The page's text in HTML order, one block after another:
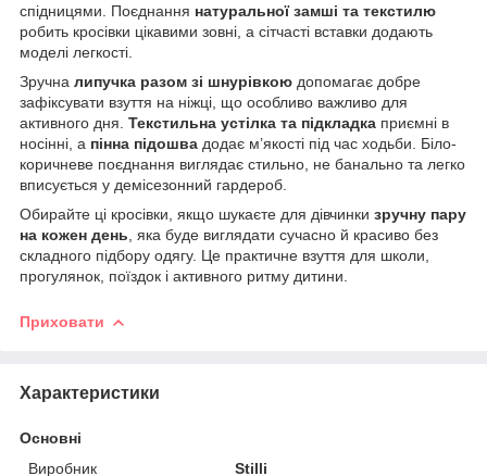
спідницями. Поєднання натуральної замші та текстилю
робить кросівки цікавими зовні, а сітчасті вставки додають
моделі легкості.
Зручна липучка разом зі шнурівкою допомагає добре
зафіксувати взуття на ніжці, що особливо важливо для
активного дня. Текстильна устілка та підкладка приємні в
носінні, а пінна підошва додає м’якості під час ходьби. Біло-
коричневе поєднання виглядає стильно, не банально та легко
вписується у демісезонний гардероб.
Обирайте ці кросівки, якщо шукаєте для дівчинки зручну пару
на кожен день , яка буде виглядати сучасно й красиво без
складного підбору одягу. Це практичне взуття для школи,
прогулянок, поїздок і активного ритму дитини.
Приховати
Характеристики
Основні
Виробник
Stilli